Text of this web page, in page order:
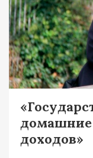
домашние
доходов»